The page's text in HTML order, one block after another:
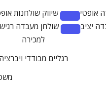
אופטי
Remove
term:
שיווק שולחנות
יציב
Remove
שולחן מעבדה רגיש
למכירה
רגליים מבודדי ויברציה